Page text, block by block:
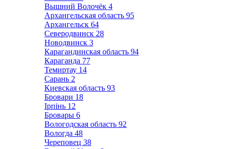
Вышний Волочёк 4
Архангельская область 95
Архангельск 64
Северодвинск 28
Новодвинск 3
Карагандинская область 94
Караганда 77
Темиртау 14
Сарань 2
Киевская область 93
Бровари 18
Ірпінь 12
Бровары 6
Вологодская область 92
Вологда 48
Череповец 38